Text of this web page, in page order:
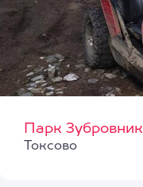
Парк Зубровник
Токсово